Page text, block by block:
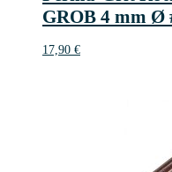
GROB 4 mm Ø
17,90 €